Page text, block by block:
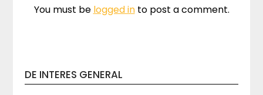
You must be logged into post a comment.
DE INTERES GENERAL